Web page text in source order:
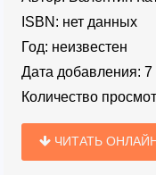
ISBN: нет данных
Год: неизвестен
Дата добавления: 7
Количество
ЧИТАТЬ